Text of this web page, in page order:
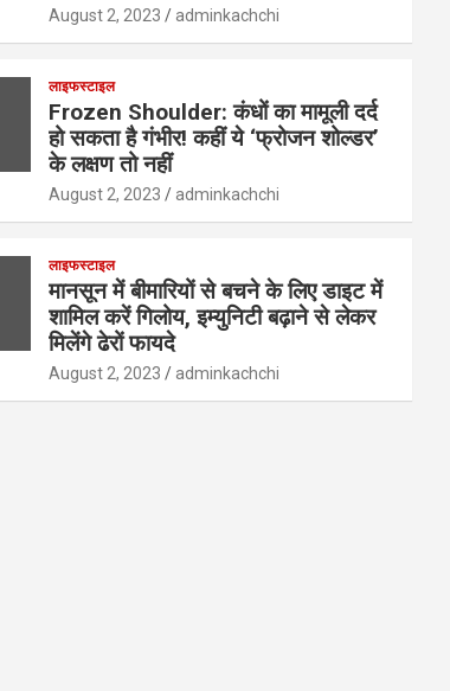
August 2, 2023 adminkachchi
लाइफस्टाइल
Frozen Shoulder: कंधों का मामूली दर्द
हो सकता है गंभीर! कहीं ये ‘फ्रोजन शोल्डर’
के लक्षण तो नहीं
August 2, 2023 adminkachchi
लाइफस्टाइल
मानसून में बीमारियों से बचने के लिए डाइट में
शामिल करें गिलोय, इम्युनिटी बढ़ाने से लेकर
मिलेंगे ढेरों फायदे
August 2, 2023 adminkachchi